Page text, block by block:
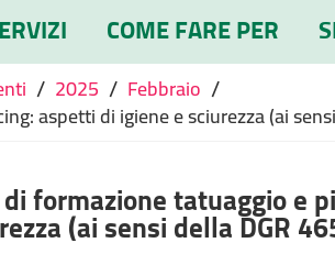
COME FARE PER
/ 2025 / Febbraio /
aspetti di igiene e sciurezza (ai
formazione tatuaggio e
(ai sensi della DGR